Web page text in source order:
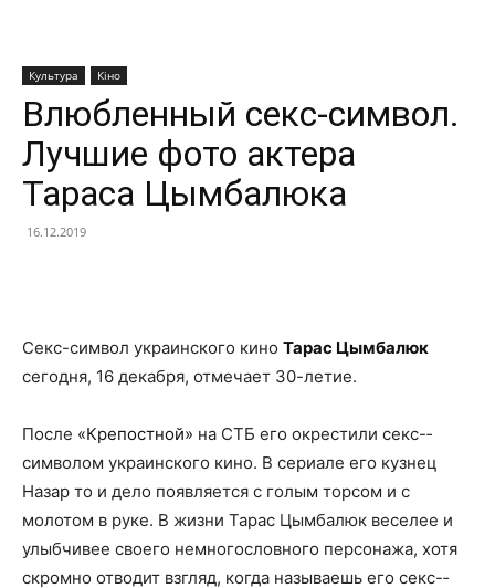
Культура Кіно
Влюбленный секс-символ.
Лучшие фото актера
Тараса Цымбалюка
16.12.2019
Секс-символ украинского кино Тарас Цымбалюк
сегодня, 16 декабря, отмечает 30-летие.
После «Крепостной» на СТБ его окрестили секс-­
символом украинского кино. В сериале его кузнец
Назар то и дело появляется с голым торсом и с
молотом в руке. В жизни Тарас Цымбалюк веселее и
улыбчивее своего немногословного персонажа, хотя
скромно отводит взгляд, когда называешь его секс-­